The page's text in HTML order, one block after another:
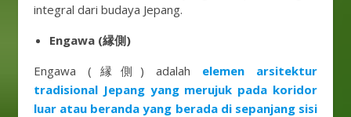
integral dari budaya Jepang.
Engawa (縁側)
Engawa (縁側) adalah
elemen arsitektur
tradisional Jepang yang merujuk pada koridor
luar atau beranda yang berada di sepanjang sisi